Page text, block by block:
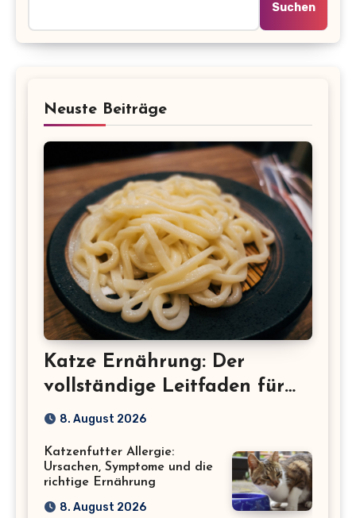
Suchen
Neuste Beiträge
Katze Ernährung: Der
vollständige Leitfaden für
eine gesunde Katze
8. August 2026
Katzenfutter Allergie:
Ursachen, Symptome und die
richtige Ernährung
8. August 2026